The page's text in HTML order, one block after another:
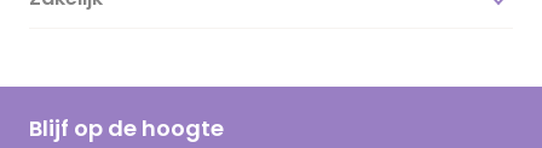
Hallmark Kaartclub
Cadeau inspiratie
Kaartinspiratie
Blijf op de hoogte